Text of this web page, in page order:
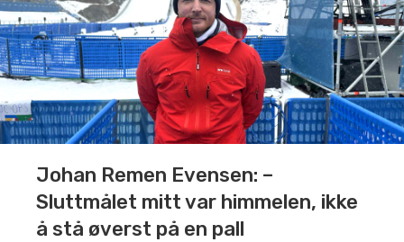
Johan Remen Evensen: –
Sluttmålet mitt var himmelen, ikke
å stå øverst på en pall